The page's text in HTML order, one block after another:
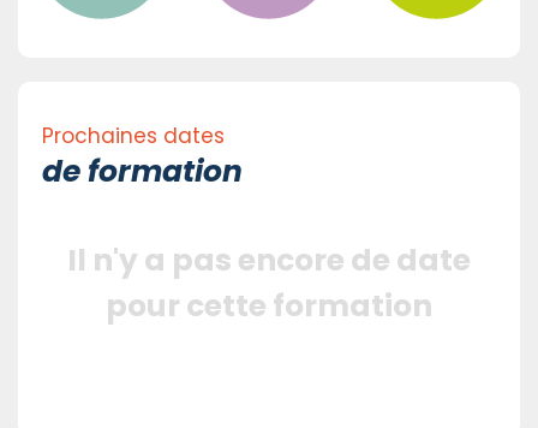
Prochaines dates
de formation
Il n'y a pas encore de date
pour cette formation